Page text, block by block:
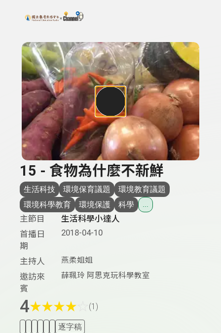
上方功能區塊
搜尋關鍵字：可輸入節目名稱、主持人或關鍵字
15 - 食物為什麼不新鮮
生活科技 環境保育議題
環境教育議題
環境科學教育
環境保護 科學
主節目
生活科學小達人
首播日
期
2018-04-10
主持人 燕柔姐姐
邀訪來
賓
薛珮玲 阿思克玩科學教室
4★★★★ (1)
逐字稿